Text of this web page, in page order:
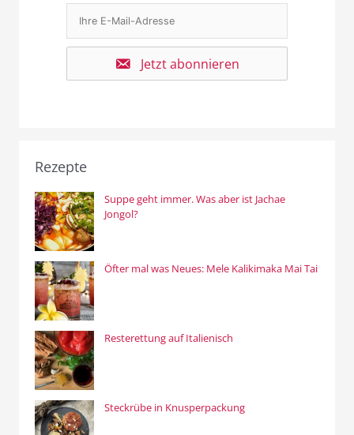
Jetzt abonnieren
Rezepte
Suppe geht immer. Was aber ist Jachae
Jongol?
Öfter mal was Neues: Mele Kalikimaka Mai Tai
Resterettung auf Italienisch
Steckrübe in Knusperpackung